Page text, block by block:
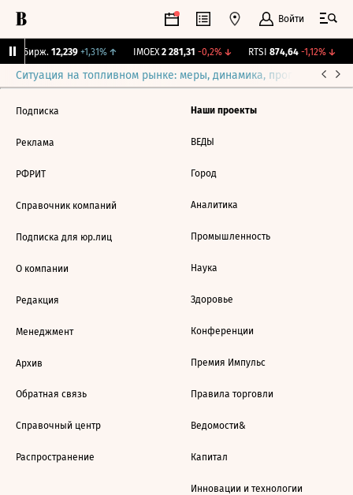
Войти
Бирж. 12,239 +1,31%↑ IMOEX 2 281,31 -0,2%↓ RTSI 874,64 -1,12%↓
Ситуация на топливном рынке: меры, динамика, прогнозы
Подписка
Реклама
РФРИТ
Справочник компаний
Подписка для юр.лиц
О компании
Редакция
Менеджмент
Архив
Обратная связь
Справочный центр
Распространение
Наши проекты
ВЕДЫ
Город
Аналитика
Промышленность
Наука
Здоровье
Конференции
Премия Импульс
Правила торговли
Ведомости&
Капитал
Инновации и технологии